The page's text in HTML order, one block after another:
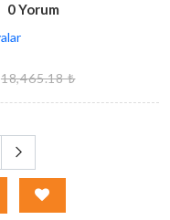
0 Yorum
18,465.18 ₺